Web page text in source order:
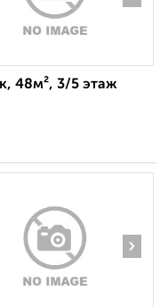
48м², 3/5 этаж
›